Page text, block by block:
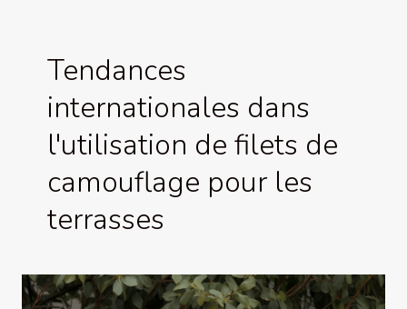
Tendances
internationales dans
l'utilisation de filets de
camouflage pour les
terrasses